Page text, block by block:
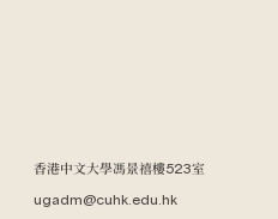
香港中文大學馮景禧樓523室
ugadm@cuhk.edu.hk